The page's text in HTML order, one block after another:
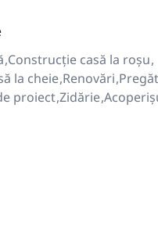
Construcție casă la roșu
la cheieRenovări
proiectZidărie